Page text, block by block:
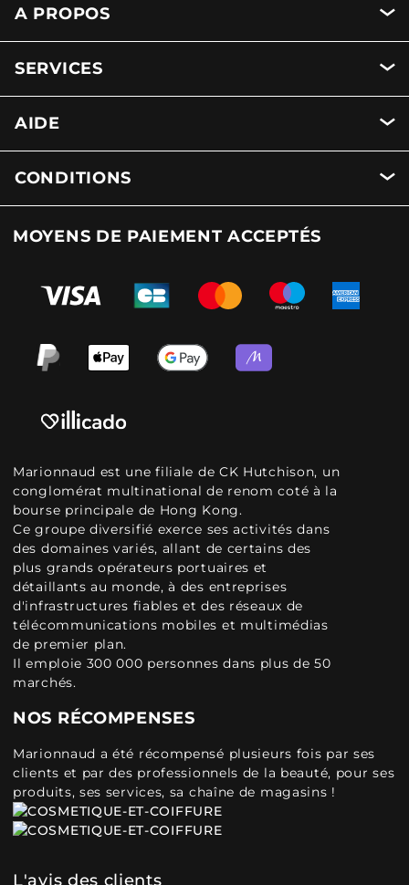
A PROPOS
SERVICES
AIDE
CONDITIONS
MOYENS DE PAIEMENT ACCEPTÉS
Marionnaud est une filiale de CK Hutchison, un
conglomérat multinational de renom coté à la
bourse principale de Hong Kong.
Ce groupe diversifié exerce ses activités dans
des domaines variés, allant de certains des
plus grands opérateurs portuaires et
détaillants au monde, à des entreprises
d'infrastructures fiables et des réseaux de
télécommunications mobiles et multimédias
de premier plan.
Il emploie 300 000 personnes dans plus de 50
marchés.
NOS RÉCOMPENSES
Marionnaud a été récompensé plusieurs fois par ses
clients et par des professionnels de la beauté, pour ses
produits, ses services, sa chaîne de magasins !
L'avis des clients